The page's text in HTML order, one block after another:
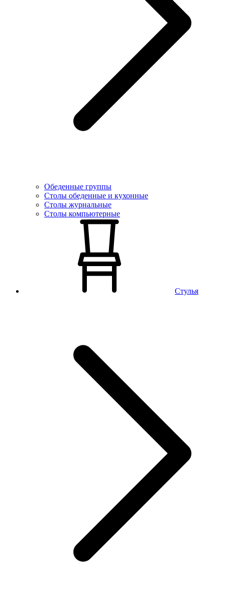
Обеденные группы
Столы обеденные и кухонные
Столы журнальные
Столы компьютерные
Стулья